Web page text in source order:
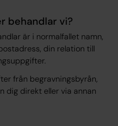
behandlar vi?
är i normalfallet namn,
din relation till
från begravningsbyrån,
dig direkt eller via annan